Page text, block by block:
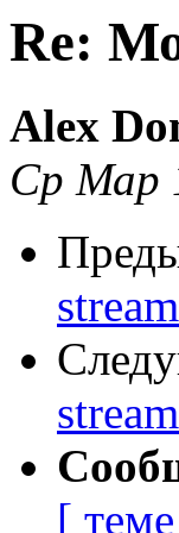
Re:
Alex
Ср Мар
[